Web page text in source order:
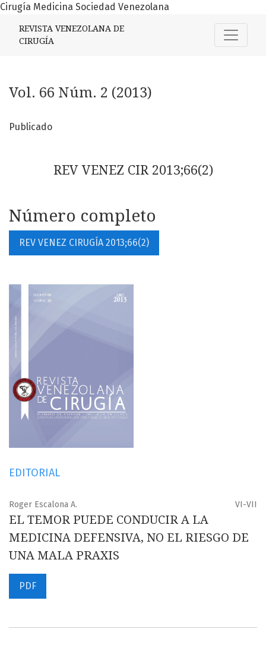
Cirugía Medicina Sociedad Venezolana
REVISTA VENEZOLANA DE
CIRUGÍA
Vol. 66 Núm. 2 (2013)
Publicado
REV VENEZ CIR 2013;66(2)
Número completo
REV VENEZ CIRUGÍA 2013;66(2)
EDITORIAL
Roger Escalona A. VI-VII
EL TEMOR PUEDE CONDUCIR A LA
MEDICINA DEFENSIVA, NO EL RIESGO DE
UNA MALA PRAXIS
PDF